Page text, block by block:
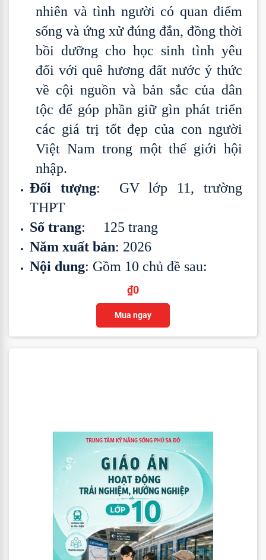
nhiên và tình người có quan điểm
sống và ứng xử đúng đắn, đồng thời
bồi dưỡng cho học sinh tình yêu
đối với quê hương đất nước ý thức
về cội nguồn và bản sắc của dân
tộc để góp phần giữ gìn phát triển
các giá trị tốt đẹp của con người
Việt Nam trong một thế giới hội
nhập.
Đối tượng: GV lớp 11, trường
THPT
Số trang: 125 trang
Năm xuất bản: 2026
Nội dung: Gồm 10 chủ đề sau:
₫0
Mua ngay